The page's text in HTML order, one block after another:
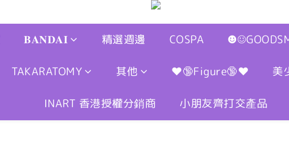
𝐁𝐀𝐍𝐃𝐀𝐈 精選週邊 COSPA
TAKARATOMY 其他 ❤🔞Figure🔞❤ 美
INART 香港授權分銷商 小朋友齊打交產品